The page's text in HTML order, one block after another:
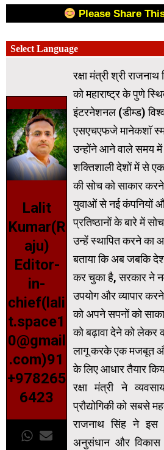
Please Share
Lalit
Kumar(R
aju)
Editor-
in-
chief(lali
t.space1
0@gmail
.com)91
+978265
6423
रक्षा मंत्री श्री
को महाराष्ट्र के पुणे
इंटरनेशनल (डीम्ड)
एसएचएफजे मानेकशॉ
उन्होंने आने वाले समय
शक्तिशाली देशों में से
की सोच को साकार
युवाओं से नई कंपनियों
प्रतिष्ठानों के बारे में
उन्हें स्थापित करने का
बताया कि अब जबकि
कर चुका है, सरकार ने
उपयोग और व्यापार
को अपने सपनों को
को बढ़ावा देने को लेकर
लागू करके एक मजबूत और
के लिए आधार तैयार
रक्षा मंत्री ने
प्रौद्योगिकी को सबसे
राजनाथ सिंह ने इस
अनुसंधान और